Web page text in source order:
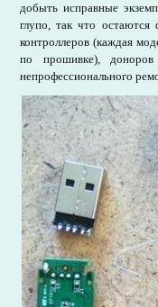
добыть исправные
глупо, так что
контроллеров (каждая
по прошивке),
непрофессионального